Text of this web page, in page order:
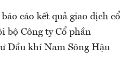
cáo kết quả giao dịch cổ
bộ Công ty Cổ phần
Dầu khí Nam Sông Hậu